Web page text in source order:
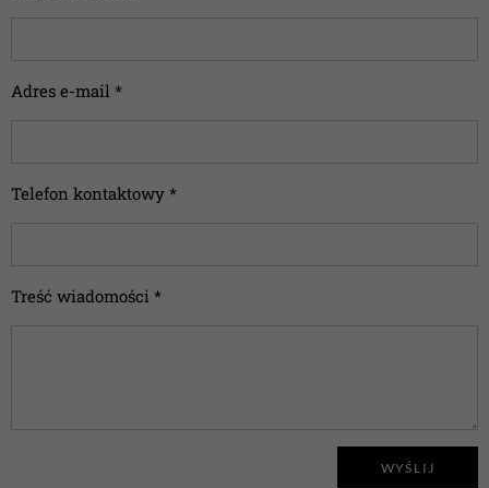
Adres e-mail *
Telefon kontaktowy *
Treść wiadomości *
WYŚLIJ